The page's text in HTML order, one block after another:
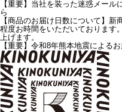
【重要】当社を装った迷惑メー
ら
【商品のお届け日数について】
程度お時間をいただいております
上げます。
【重要】令和8年熊本地震による